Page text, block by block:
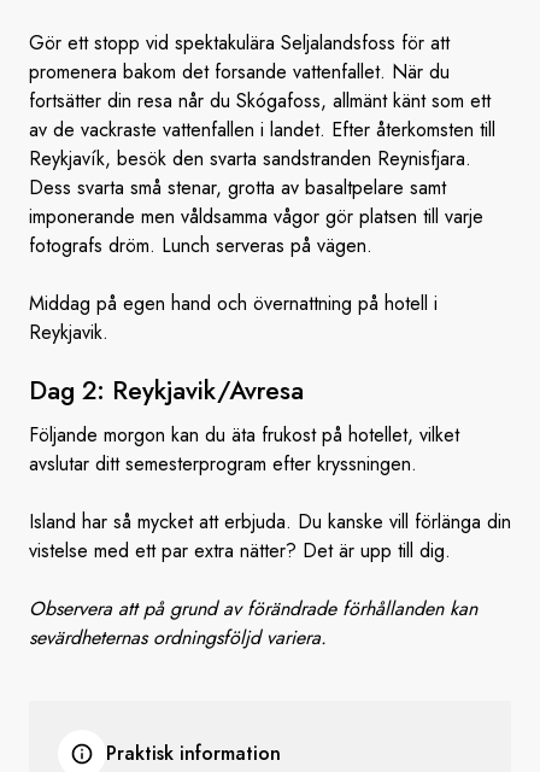
Gör ett stopp vid spektakulära Seljalandsfoss för att
promenera bakom det forsande vattenfallet. När du
fortsätter din resa når du Skógafoss, allmänt känt som ett
av de vackraste vattenfallen i landet. Efter återkomsten till
Reykjavík, besök den svarta sandstranden Reynisfjara.
Dess svarta små stenar, grotta av basaltpelare samt
imponerande men våldsamma vågor gör platsen till varje
fotografs dröm. Lunch serveras på vägen.
Middag på egen hand och övernattning på hotell i
Reykjavik.
Dag 2: Reykjavik/Avresa
Följande morgon kan du äta frukost på hotellet, vilket
avslutar ditt semesterprogram efter kryssningen.
Island har så mycket att erbjuda. Du kanske vill förlänga din
vistelse med ett par extra nätter? Det är upp till dig.
Observera att på grund av förändrade förhållanden kan
sevärdheternas ordningsföljd variera.
Praktisk information